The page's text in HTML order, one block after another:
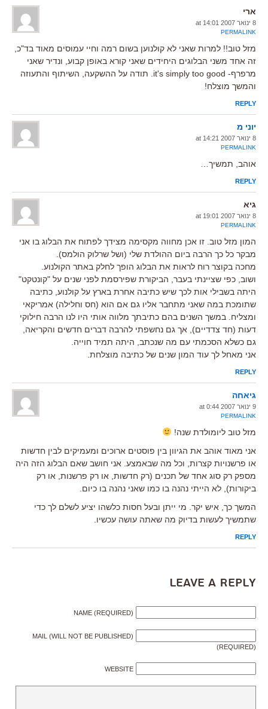
ארי
8 ינואר 2007 at 14:01
PERMALINK
מזל טוב!! למרות שאני לא קולנוען בשום רמה וחיי עמוסים מאוד בד"כ,
זה אחד משני הבלוגים היחידים שאני קורא באופן קבוע, ונדיר שאני
מרפרף- it's simply too good. תודה על ההשקעה, השיתוף והתעוזה
והמשך מוצלח!
REPLY
יוני מ
8 ינואר 2007 at 14:21
PERMALINK
אוהב, תמשיך…
REPLY
גיא
8 ינואר 2007 at 19:01
PERMALINK
המון מזל טוב. זו אכן מחווה מקסימה מצידך לפתוח את הבלוג בו אני
מבקר כל כך הרבה ביום ההולדת שלי (ושל שרלוק הולמס).
מחכה בקוצר רוח לראות את הבלוג הופך לחלק באתר הקולנוע.
ושוב, כפי שציינתי בעבר, הביקורת שפירסמת לפני שנים על "קונטקט"
היתה בשבילי אות לכך שיש כתיבה אחרת בארץ על קולנוע, כתיבה
שתומכת במה שאני מתחבר אליו גם אם הוא (חס וחלילה) אמריקאי
ומצליח. במשך השנים בהם כתיבתך מלווה אותי היו לנו הרבה חילוקי
דעות (חד צדדיים), אך גם נחשפתי להרבה דברים חדשים והקריאה,
גם כשלא הסכמתי עם מה שנכתב, היתה תמיד חוייה.
אני מאחל לך עוד המון שנים של כתיבה מוצלחת.
REPLY
גיאחה
9 ינואר 2007 at 0:44
PERMALINK
מזל טוב ליומולדת שנה!
אני מאוד אוהב את הגיוון בין פוסטים ארוכים ומעמיקים לבין חדשות
או פרשנויות קצרות, וכל מה שבאמצע. אני חושב שאם הבלוג הזה היה
מספק רק סוג אחד של תכנים (רק חדשות, או רק פרשנות, או רק
ביקורות), לא הייתי נהנה בו כמו שאני נהנה בו כיום.
המשך כך, איש יקר. מי ייתן ובעל חסות כלשהו יציע לשלם לך כדי
שתמשיך לעשות בדיוק מה שאתה עושה עכשיו.
REPLY
Leave a Reply
NAME (REQUIRED)
MAIL (WILL NOT BE PUBLISHED)
(REQUIRED)
WEBSITE